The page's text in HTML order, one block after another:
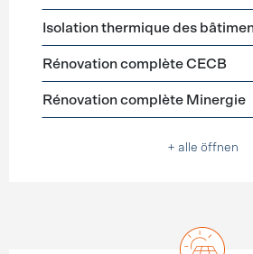
Isolation thermique des
Rénovation complète CECB
Rénovation complète Minergie
+ alle öffnen